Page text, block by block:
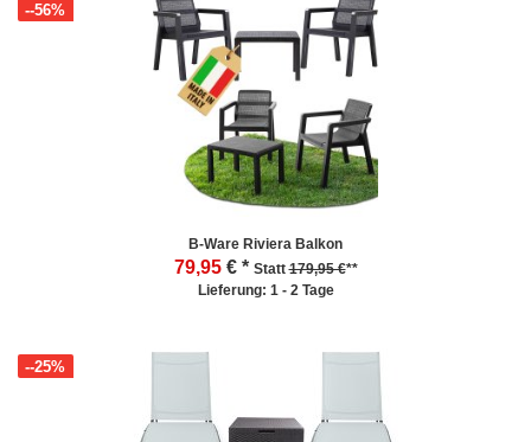
B-Ware Riviera Balkon
79,95
--56%
€ * Statt179,95 €**
Lieferung: 1 - 2 Tage
--25%